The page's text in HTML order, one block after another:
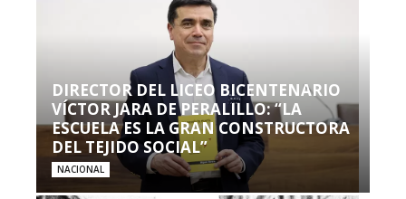
DIRECTOR DEL LICEO BICENTENARIO
VÍCTOR JARA DE PERALILLO: “LA
ESCUELA ES LA GRAN CONSTRUCTORA
DEL TEJIDO SOCIAL”
NACIONAL